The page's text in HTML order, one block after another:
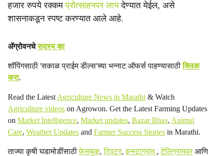
हजार रुपये रक्कमप्रोत्साहनपर लाभदेण्यात येईल, असे
शासनाकडून स्पष्ट करण्यात आले आहे.
ॲग्रोवनचेसदस्य व्हा
शॉपिंगसाठी 'सकाळ प्राईम डील्स'च्या भन्नाट ऑफर्स पाहण्यासाठीक्लिक
करा.
Read the Latest Agriculture News in Marathi & Watch
Agriculture videos on Agrowon. Get the Latest Farming Updates
on Market Intelligence, Market updates, Bazar Bhav, Animal
Care, Weather Updates and Farmer Success Stories in Marathi.
ताज्या कृषी घडामोडींसाठीफेसबुक,ट्विटर,इन्स्टाग्राम ,टेलिग्रामवरआणि